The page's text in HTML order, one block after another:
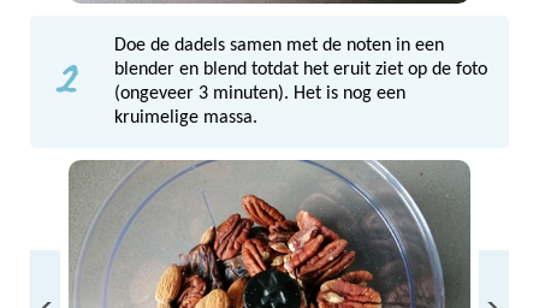
2
Doe de dadels samen met de noten in een
blender en blend totdat het eruit ziet op de foto
(ongeveer 3 minuten). Het is nog een
kruimelige massa.